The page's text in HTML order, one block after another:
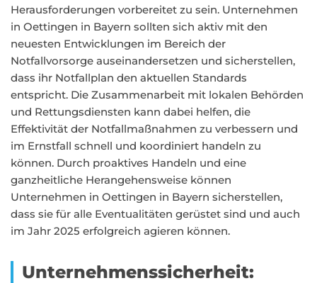
Herausforderungen vorbereitet zu sein. Unternehmen
in Oettingen in Bayern sollten sich aktiv mit den
neuesten Entwicklungen im Bereich der
Notfallvorsorge auseinandersetzen und sicherstellen,
dass ihr Notfallplan den aktuellen Standards
entspricht. Die Zusammenarbeit mit lokalen Behörden
und Rettungsdiensten kann dabei helfen, die
Effektivität der Notfallmaßnahmen zu verbessern und
im Ernstfall schnell und koordiniert handeln zu
können. Durch proaktives Handeln und eine
ganzheitliche Herangehensweise können
Unternehmen in Oettingen in Bayern sicherstellen,
dass sie für alle Eventualitäten gerüstet sind und auch
im Jahr 2025 erfolgreich agieren können.
Unternehmenssicherheit: